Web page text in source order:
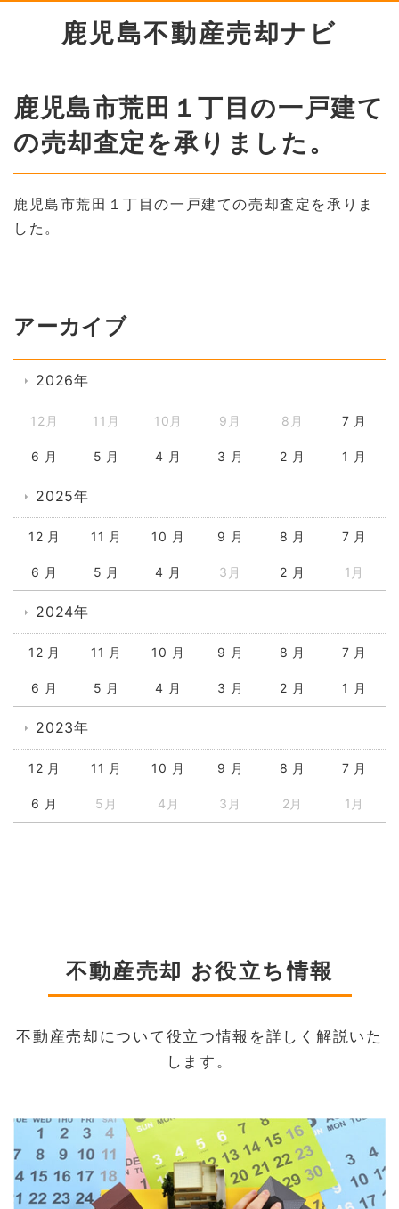
鹿児島不動産売却ナビ
鹿児島市荒田１丁目の一戸建て
の売却査定を承りました。
鹿児島市荒田１丁目の一戸建ての売却査定を承りま
した。
アーカイブ
2026年
12月 11月 10月 9月 8月 7 月
6 月 5 月 4 月 3 月 2 月 1 月
2025年
12 月 11 月 10 月 9 月 8 月 7 月
6 月 5 月 4 月 3月 2 月 1月
2024年
12 月 11 月 10 月 9 月 8 月 7 月
6 月 5 月 4 月 3 月 2 月 1 月
2023年
12 月 11 月 10 月 9 月 8 月 7 月
6 月 5月 4月 3月 2月 1月
不動産売却 お役立ち情報
不動産売却について役立つ情報を詳しく解説いた
します。